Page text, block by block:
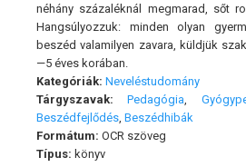
néhány százaléknál megmarad, sőt
Hangsúlyozzuk: minden olyan
beszéd valamilyen zavara, küldjük
—5 éves korában.
Kategóriák: Neveléstudomány
Tárgyszavak:
Pedagógia
Beszédfejlődés Beszédhibák
Formátum: OCR szöveg
Típus: könyv